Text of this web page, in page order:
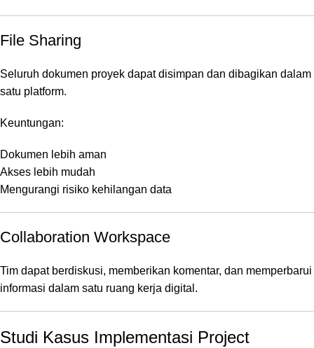
File Sharing
Seluruh dokumen proyek dapat disimpan dan dibagikan dalam
satu platform.
Keuntungan:
Dokumen lebih aman
Akses lebih mudah
Mengurangi risiko kehilangan data
Collaboration Workspace
Tim dapat berdiskusi, memberikan komentar, dan memperbarui
informasi dalam satu ruang kerja digital.
Studi Kasus Implementasi Project